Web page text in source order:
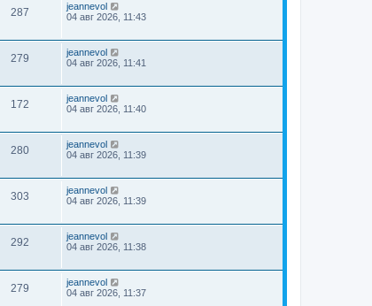
287
jeannevol
04 авг 2026, 11:43
279
jeannevol
04 авг 2026, 11:41
172
jeannevol
04 авг 2026, 11:40
280
jeannevol
04 авг 2026, 11:39
303
jeannevol
04 авг 2026, 11:39
292
jeannevol
04 авг 2026, 11:38
279
jeannevol
04 авг 2026, 11:37